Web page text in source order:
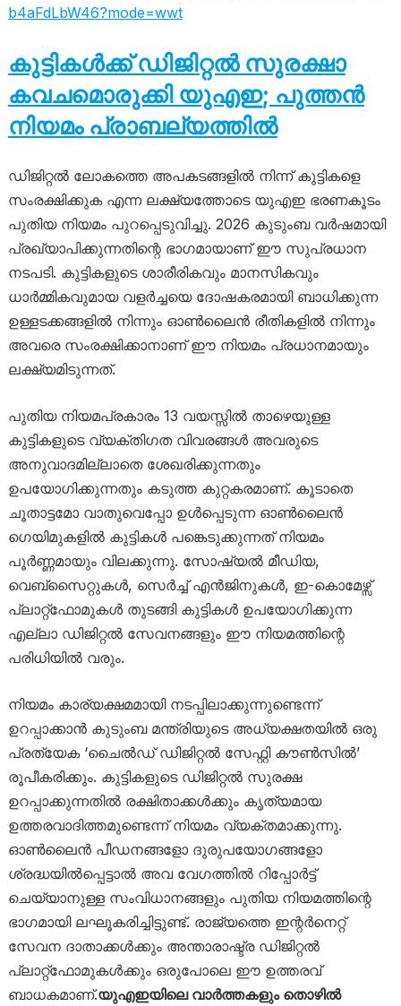
b4aFdLbW46?mode=wwt
കുട്ടികൾക്ക് ഡിജിറ്റൽ സുരക്ഷാ
കവചമൊരുക്കി യുഎഇ; പുത്തൻ
നിയമം പ്രാബല്യത്തിൽ
ഡിജിറ്റൽ ലോകത്തെ അപകടങ്ങളിൽ നിന്ന് കുട്ടികളെ
സംരക്ഷിക്കുക എന്ന ലക്ഷ്യത്തോടെ യുഎഇ ഭരണകൂടം
പുതിയ നിയമം പുറപ്പെടുവിച്ചു. 2026 കുടുംബ വർഷമായി
പ്രഖ്യാപിക്കുന്നതിന്റെ ഭാഗമായാണ് ഈ സുപ്രധാന
നടപടി. കുട്ടികളുടെ ശാരീരികവും മാനസികവും
ധാർമ്മികവുമായ വളർച്ചയെ ദോഷകരമായി ബാധിക്കുന്ന
ഉള്ളടക്കങ്ങളിൽ നിന്നും ഓൺലൈൻ രീതികളിൽ നിന്നും
അവരെ സംരക്ഷിക്കാനാണ് ഈ നിയമം പ്രധാനമായും
ലക്ഷ്യമിടുന്നത്.
പുതിയ നിയമപ്രകാരം 13 വയസ്സിൽ താഴെയുള്ള
കുട്ടികളുടെ വ്യക്തിഗത വിവരങ്ങൾ അവരുടെ
അനുവാദമില്ലാതെ ശേഖരിക്കുന്നതും
ഉപയോഗിക്കുന്നതും കടുത്ത കുറ്റകരമാണ്. കൂടാതെ
ചൂതാട്ടമോ വാതുവെപ്പോ ഉൾപ്പെടുന്ന ഓൺലൈൻ
ഗെയിമുകളിൽ കുട്ടികൾ പങ്കെടുക്കുന്നത് നിയമം
പൂർണ്ണമായും വിലക്കുന്നു. സോഷ്യൽ മീഡിയ,
വെബ്സൈറ്റുകൾ, സെർച്ച് എൻജിനുകൾ, ഇ-കൊമേഴ്സ്
പ്ലാറ്റ്‌ഫോമുകൾ തുടങ്ങി കുട്ടികൾ ഉപയോഗിക്കുന്ന
എല്ലാ ഡിജിറ്റൽ സേവനങ്ങളും ഈ നിയമത്തിന്റെ
പരിധിയിൽ വരും.
നിയമം കാര്യക്ഷമമായി നടപ്പിലാക്കുന്നുണ്ടെന്ന്
ഉറപ്പാക്കാൻ കുടുംബ മന്ത്രിയുടെ അധ്യക്ഷതയിൽ ഒരു
പ്രത്യേക ‘ചൈൽഡ് ഡിജിറ്റൽ സേഫ്റ്റി കൗൺസിൽ’
രൂപീകരിക്കും. കുട്ടികളുടെ ഡിജിറ്റൽ സുരക്ഷ
ഉറപ്പാക്കുന്നതിൽ രക്ഷിതാക്കൾക്കും കൃത്യമായ
ഉത്തരവാദിത്തമുണ്ടെന്ന് നിയമം വ്യക്തമാക്കുന്നു.
ഓൺലൈൻ പീഡനങ്ങളോ ദുരുപയോഗങ്ങളോ
ശ്രദ്ധയിൽപ്പെട്ടാൽ അവ വേഗത്തിൽ റിപ്പോർട്ട്
ചെയ്യാനുള്ള സംവിധാനങ്ങളും പുതിയ നിയമത്തിന്റെ
ഭാഗമായി ലഘൂകരിച്ചിട്ടുണ്ട്. രാജ്യത്തെ ഇന്റർനെറ്റ്
സേവന ദാതാക്കൾക്കും അന്താരാഷ്ട്ര ഡിജിറ്റൽ
പ്ലാറ്റ്‌ഫോമുകൾക്കും ഒരുപോലെ ഈ ഉത്തരവ്
ബാധകമാണ്.യുഎഇയിലെ വാർത്തകളും തൊഴിൽ